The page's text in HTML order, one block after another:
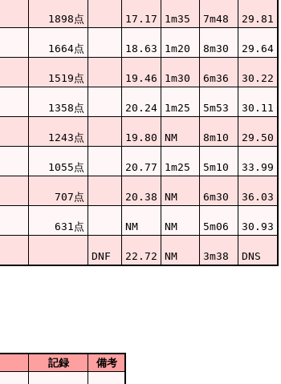
1898点 17.17 1m35 7m48 29.81
1664点 18.63 1m20 8m30 29.64
1519点 19.46 1m30 6m36 30.22
1358点 20.24 1m25 5m53 30.11
1243点 19.80 NM 8m10 29.50
1055点 20.77 1m25 5m10 33.99
707点 20.38 NM 6m30 36.03
631点 NM NM 5m06 30.93
DNF 22.72 NM 3m38
DNS
記録 備考